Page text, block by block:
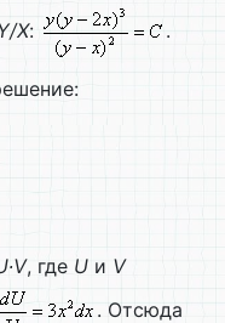
X: .
V, где U и V
. Отсюда